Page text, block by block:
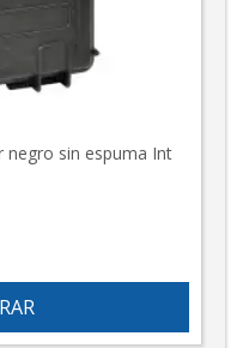
negro sin espuma Int